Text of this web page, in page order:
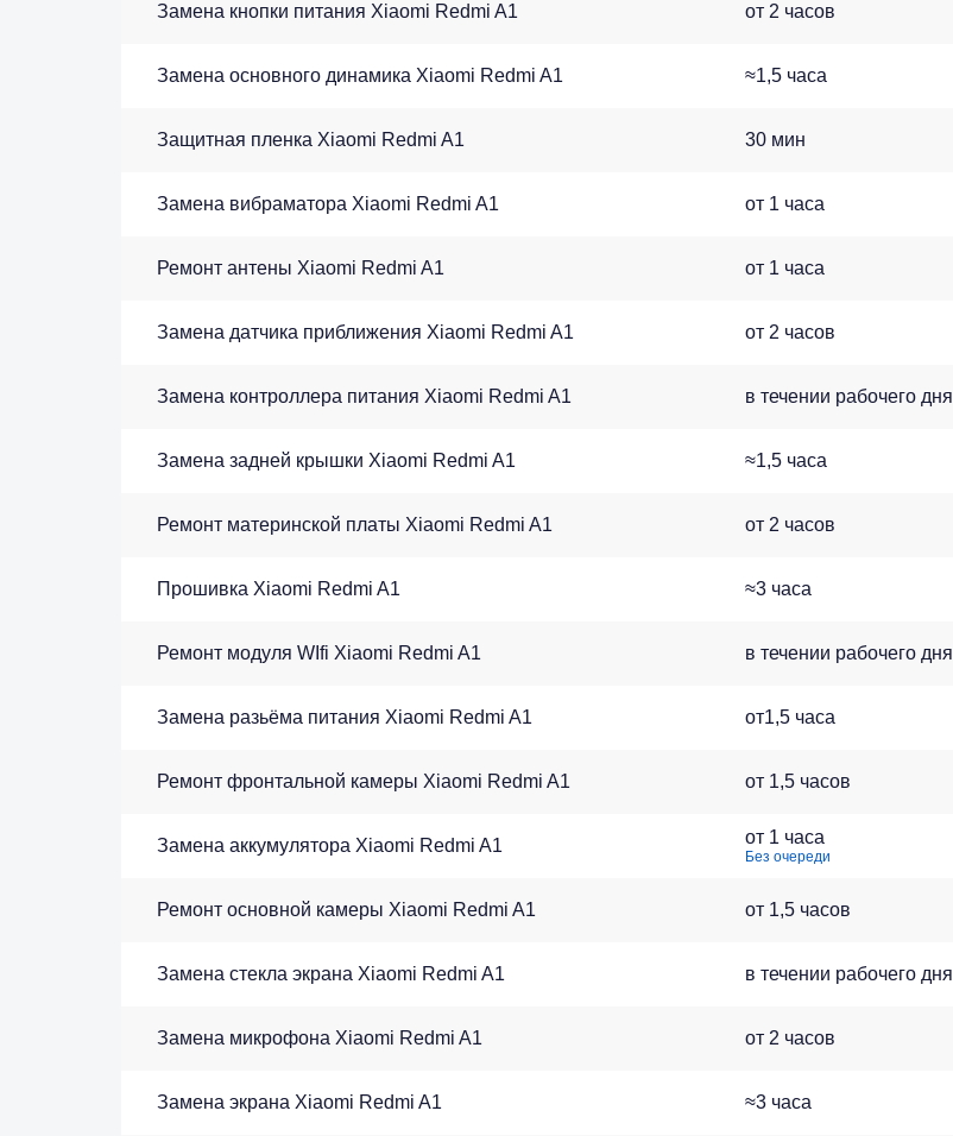
Замена кнопки питания Xiaomi Redmi A1 от 2 часов
Замена основного динамика Xiaomi Redmi A1 ≈1,5 часа
Защитная пленка Xiaomi Redmi A1 30 мин
Замена вибраматора Xiaomi Redmi A1 от 1 часа
Ремонт антены Xiaomi Redmi A1 от 1 часа
Замена датчика приближения Xiaomi Redmi A1 от 2 часов
Замена контроллера питания Xiaomi Redmi A1 в течении рабочего дня
Замена задней крышки Xiaomi Redmi A1 ≈1,5 часа
Ремонт материнской платы Xiaomi Redmi A1 от 2 часов
Прошивка Xiaomi Redmi A1 ≈3 часа
Ремонт модуля WIfi Xiaomi Redmi A1 в течении рабочего дня
Замена разьёма питания Xiaomi Redmi A1 от1,5 часа
Ремонт фронтальной камеры Xiaomi Redmi A1 от 1,5 часов
Замена аккумулятора Xiaomi Redmi A1 от 1 часа
Без очереди
Ремонт основной камеры Xiaomi Redmi A1 от 1,5 часов
Замена стекла экрана Xiaomi Redmi A1 в течении рабочего дня
Замена микрофона Xiaomi Redmi A1 от 2 часов
Замена экрана Xiaomi Redmi A1 ≈3 часа